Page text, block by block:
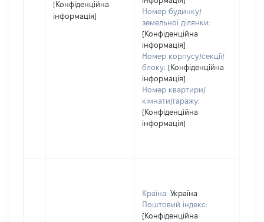
[Конфіденційна
інформація]
Номер будинку/
земельної ділянки:
[Конфіденційна
інформація]
Номер корпусу/секції/
блоку: [Конфіденційна
інформація]
Номер квартири/
кімнати/гаражу:
[Конфіденційна
інформація]
Країна: Україна
Поштовий індекс:
[Конфіденційна